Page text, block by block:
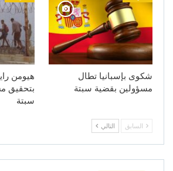
شكوى بإسبانيا تطال
مسؤولين بقضية سبتة
هيومن
بتحقيق
سبتة
السابق التالي